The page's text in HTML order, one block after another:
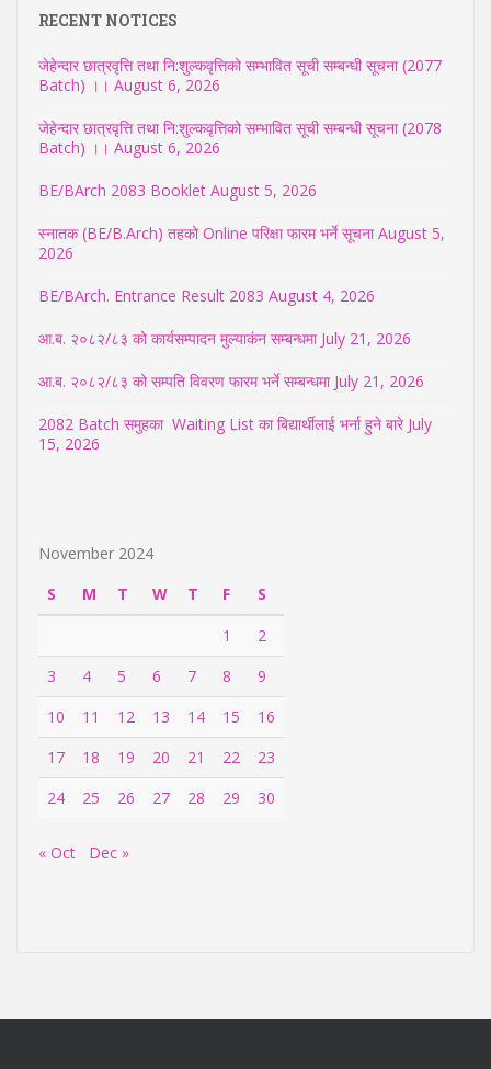
RECENT NOTICES
जेहेन्दार छात्रवृत्ति तथा नि:शुल्कवृत्तिको सम्भावित सूची सम्बन्धी सूचना (2077
Batch) ।। August 6, 2026
जेहेन्दार छात्रवृत्ति तथा नि:शुल्कवृत्तिको सम्भावित सूची सम्बन्धी सूचना (2078
Batch) ।। August 6, 2026
BE/BArch 2083 Booklet August 5, 2026
स्नातक (BE/B.Arch) तहको Online परिक्षा फारम भर्ने सूचना August 5,
2026
BE/BArch. Entrance Result 2083 August 4, 2026
आ.ब. २०८२/८३ को कार्यसम्पादन मुल्याकंन सम्बन्धमा July 21, 2026
आ.ब. २०८२/८३ को सम्पति विवरण फारम भर्ने सम्बन्धमा July 21, 2026
2082 Batch समुहका Waiting List का बिद्यार्थीलाई भर्ना हुने बारे July
15, 2026
November 2024
S
M T W T F
S
1
2
3
4 5 6 7 8
9
10
11 12 13 14 15
16
17
18 19 20 21 22
23
24
25 26 27 28 29 30
« Oct Dec »